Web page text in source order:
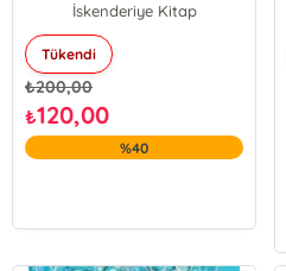
İskenderiye Kitap
Tükendi
₺200,00
₺120,00
%40